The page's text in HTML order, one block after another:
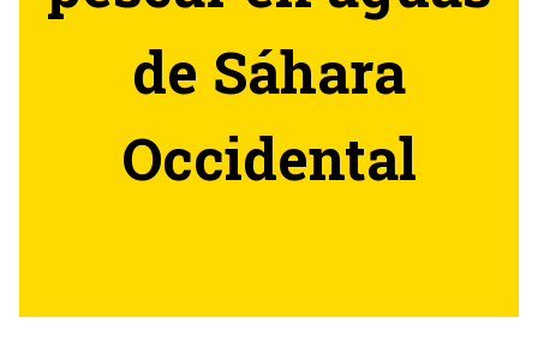
de Sáhara
Occidental